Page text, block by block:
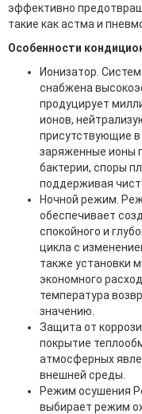
эффективно
такие как астма и
Особенности
Ионизатор.
снабжена
продуцирует
ионов,
присутствующие
заряженные ионы
бактерии, споры
поддерживая
Ночной режим.
обеспечивает
спокойного и
цикла с
также установки
экономного
температура
значению.
Защита от
покрытие
атмосферных
внешней среды.
Режим осушения
выбирает режим